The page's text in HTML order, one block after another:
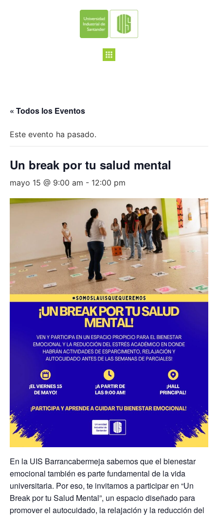
« Todos los Eventos
Este evento ha pasado.
Un break por tu salud mental
mayo 15 @ 9:00 am - 12:00 pm
En la UIS Barrancabermeja sabemos que el bienestar
emocional también es parte fundamental de la vida
universitaria. Por eso, te invitamos a participar en “Un
Break por tu Salud Mental”, un espacio diseñado para
promover el autocuidado, la relajación y la reducción del